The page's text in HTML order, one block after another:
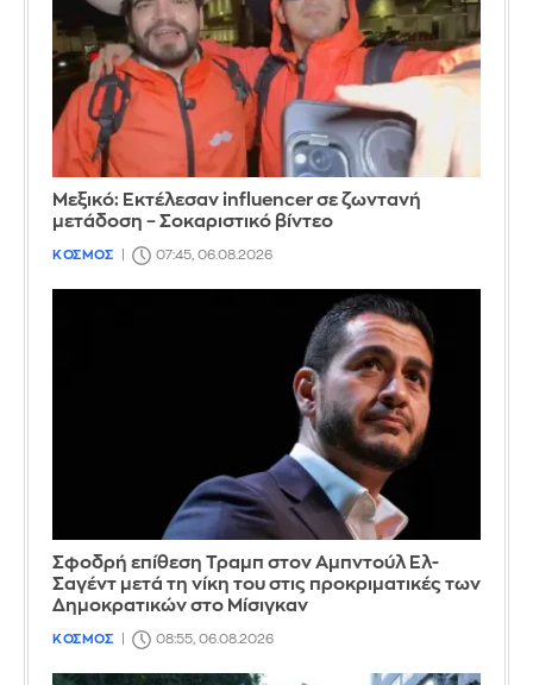
Μεξικό: Εκτέλεσαν influencer σε ζωντανή
μετάδοση – Σοκαριστικό βίντεο
ΚΟΣΜΟΣ 07:45, 06.08.2026
Σφοδρή επίθεση Τραμπ στον Αμπντούλ Ελ-
Σαγέντ μετά τη νίκη του στις προκριματικές των
Δημοκρατικών στο Μίσιγκαν
ΚΟΣΜΟΣ 08:55, 06.08.2026